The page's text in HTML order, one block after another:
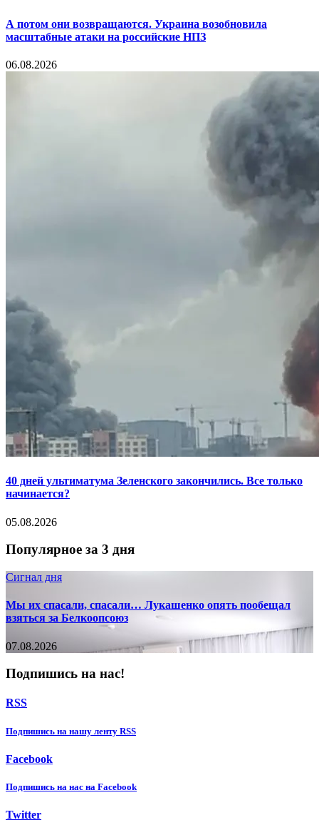
А потом они возвращаются. Украина возобновила
масштабные атаки на российские НПЗ
06.08.2026
40 дней ультиматума Зеленского закончились. Все только
начинается?
05.08.2026
Популярное за 3 дня
Сигнал дня
Мы их спасали, спасали… Лукашенко опять пообещал
взяться за Белкоопсоюз
07.08.2026
Подпишись на нас!
RSS
Подпишиcь на нашу ленту RSS
Facebook
Подпишиcь на нас на Facebook
Twitter